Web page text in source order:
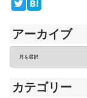
アーカイブ
カテゴリー